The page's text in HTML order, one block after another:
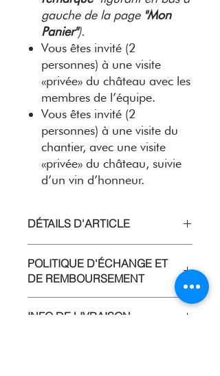
gauche de la page "Mon
Panier").
Vous êtes invité (2
personnes) à une visite
«privée» du château avec les
membres de l’équipe.
Vous êtes invité (2
personnes) à une visite du
chantier, avec une visite
«privée» du château, suivie
d’un vin d’honneur.
DÉTAILS D'ARTICLE
POLITIQUE D'ÉCHANGE ET
DE REMBOURSEMENT
INFO DE LIVRAISON